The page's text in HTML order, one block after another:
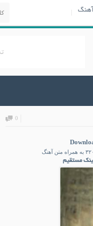
0
مستقیم